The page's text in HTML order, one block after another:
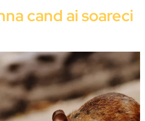
cand ai soareci